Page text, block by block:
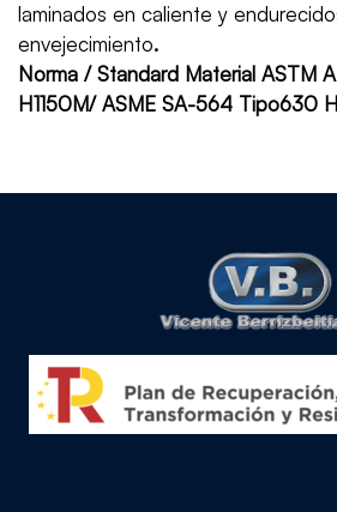
laminados en caliente y
envejecimiento.
Norma / Standard Material ASTM
H1150M/ ASME SA-564 Tipo630